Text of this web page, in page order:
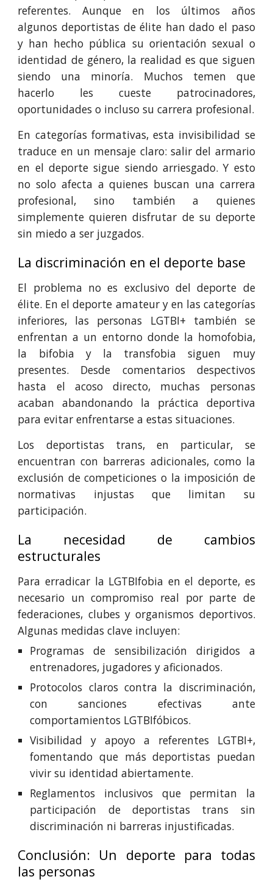
referentes. Aunque en los últimos años
algunos deportistas de élite han dado el paso
y han hecho pública su orientación sexual o
identidad de género, la realidad es que siguen
siendo una minoría. Muchos temen que
hacerlo les cueste patrocinadores,
oportunidades o incluso su carrera profesional.
En categorías formativas, esta invisibilidad se
traduce en un mensaje claro: salir del armario
en el deporte sigue siendo arriesgado. Y esto
no solo afecta a quienes buscan una carrera
profesional, sino también a quienes
simplemente quieren disfrutar de su deporte
sin miedo a ser juzgados.
La discriminación en el deporte base
El problema no es exclusivo del deporte de
élite. En el deporte amateur y en las categorías
inferiores, las personas LGTBI+ también se
enfrentan a un entorno donde la homofobia,
la bifobia y la transfobia siguen muy
presentes. Desde comentarios despectivos
hasta el acoso directo, muchas personas
acaban abandonando la práctica deportiva
para evitar enfrentarse a estas situaciones.
Los deportistas trans, en particular, se
encuentran con barreras adicionales, como la
exclusión de competiciones o la imposición de
normativas injustas que limitan su
participación.
La necesidad de cambios
estructurales
Para erradicar la LGTBIfobia en el deporte, es
necesario un compromiso real por parte de
federaciones, clubes y organismos deportivos.
Algunas medidas clave incluyen:
Programas de sensibilización dirigidos a
entrenadores, jugadores y aficionados.
Protocolos claros contra la discriminación,
con sanciones efectivas ante
comportamientos LGTBIfóbicos.
Visibilidad y apoyo a referentes LGTBI+,
fomentando que más deportistas puedan
vivir su identidad abiertamente.
Reglamentos inclusivos que permitan la
participación de deportistas trans sin
discriminación ni barreras injustificadas.
Conclusión: Un deporte para todas
las personas